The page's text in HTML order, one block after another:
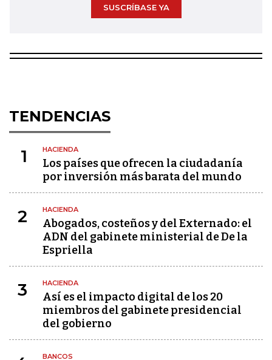
SUSCRÍBASE YA
TENDENCIAS
1 HACIENDA
Los países que ofrecen la ciudadanía
por inversión más barata del mundo
2 HACIENDA
Abogados, costeños y del Externado: el
ADN del gabinete ministerial de De la
Espriella
3 HACIENDA
Así es el impacto digital de los 20
miembros del gabinete presidencial
del gobierno
BANCOS